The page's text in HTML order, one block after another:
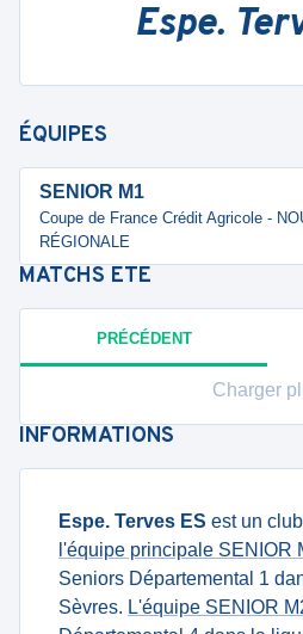
Espe.
ÉQUIPES
SENIOR M1
Coupe de France Crédit Agricole -
RÉGIONALE
MATCHS ETE
PRÉCÉDENT
Charger
INFORMATIONS
Espe. Terves ES est un
l'équipe principale SENIOR
Seniors Départemental 1
Sèvres. L'équipe SENIOR